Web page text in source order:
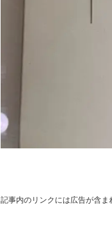
記事内のリンクには広告が含ま